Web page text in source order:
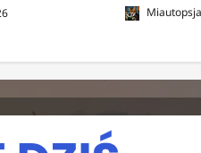
Miautopsja